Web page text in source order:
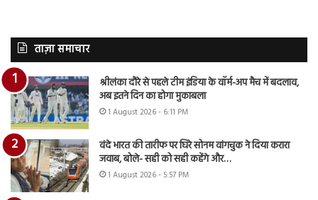
ताज़ा समाचार
श्रीलंका दौरे से पहले टीम इंडिया के वॉर्म-अप मैच में बदलाव,
अब इतने दिन का होगा मुकाबला
1 August 2026 - 6:11 PM
वंदे भारत की तारीफ पर घिरे सोनम वांगचुक ने दिया करारा
जवाब, बोले- सही को सही कहेंगे और…
1 August 2026 - 5:57 PM